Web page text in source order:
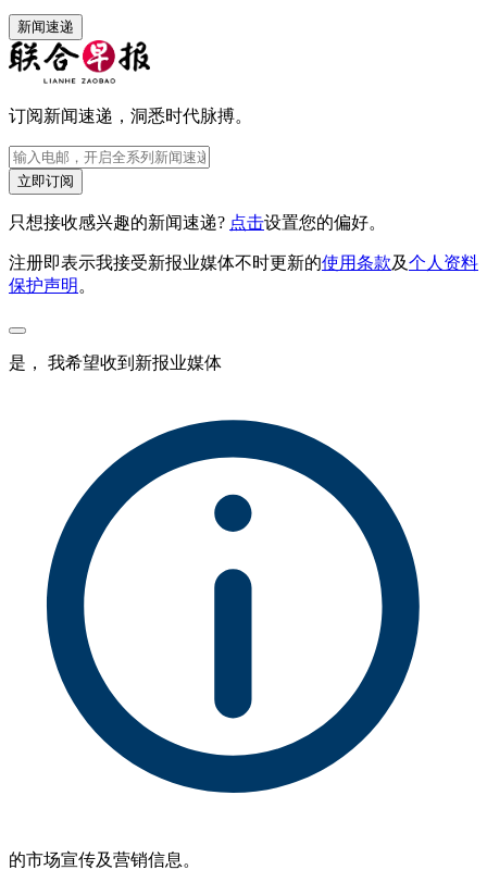
新闻速递
订阅新闻速递，洞悉时代脉搏。
立即订阅
只想接收感兴趣的新闻速递? 点击设置您的偏好。
注册即表示我接受新报业媒体不时更新的使用条款及个人资料
保护声明 。
是， 我希望收到新报业媒体
的市场宣传及营销信息。